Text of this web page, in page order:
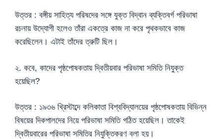
উত্তর : বঙ্গীয় সাহিত্য পরিষদের সঙ্গে যুক্ত বিদ্বান ব্যক্তিবর্গ পরিভাষা
রচনায় উদ্যোগী হলেও তাঁরা একত্রে কাজ না করে পৃথকভাবে কাজ
করেছিলেন। এটাই তাঁদের ত্রুটি ছিল।
২. কবে, কাদের পৃষ্ঠপোষকতায় দ্বিতীয়বার পরিভাষা সমিতি নিযুক্ত
হয়েছিল?
উত্তর : ১৯৩৬ খ্রিস্টাব্দে কলিকাতা বিশ্ববিদ্যালয়ের পৃষ্ঠপোষকতায় বিভিন্ন
বিষয়ের দিকপালদের নিয়ে পরিভাষা সমিতি গঠিত হয়েছিল। তাকেই
দ্বিতীয়বারের পরিভাষা সমিতির নিযুক্তিকরণ বলা হয়।